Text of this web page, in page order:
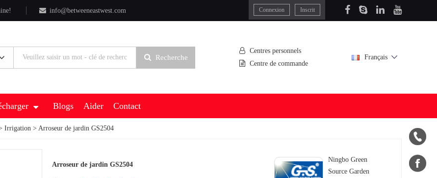
info@betweeneastwest.com Connexion Inscrit


Recherche
Centres personnels
Centre de commande
Français
Blogs Aider Contact
Irrigation > Arroseur de jardin GS2504
Arroseur de jardin GS2504
Ningbo Green
Source Garden